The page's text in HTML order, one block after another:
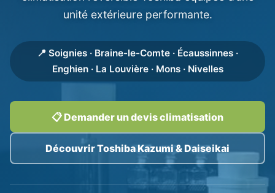
unité extérieure performante.
📍 Soignies · Braine-le-Comte · Écaussinnes ·
Enghien · La Louvière · Mons · Nivelles
📋 Demander un devis climatisation
Découvrir Toshiba Kazumi & Daiseikai